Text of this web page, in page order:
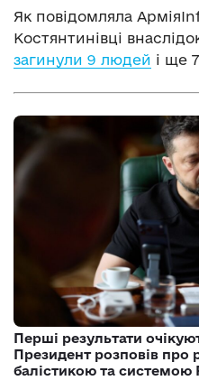
Як повідомляла
Костянтинівці
загинули 9 людей і ще
Перші результати
Президент розповів про
балістикою та системою